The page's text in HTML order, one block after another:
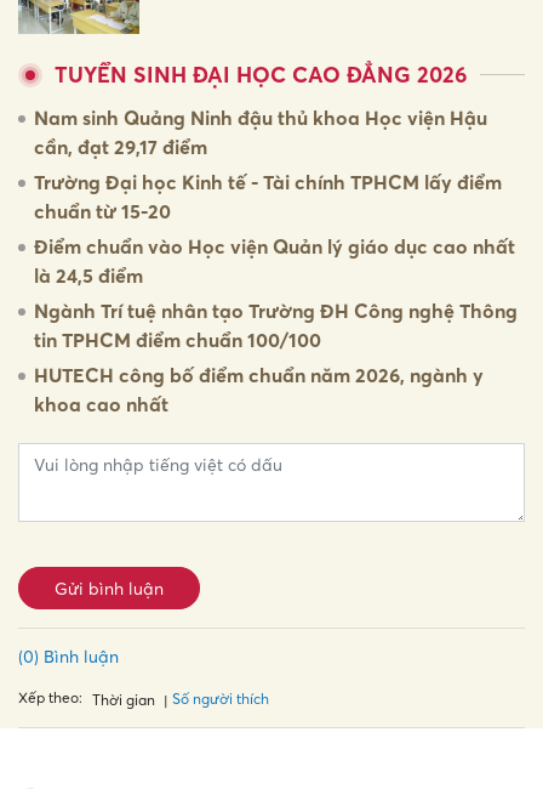
TUYỂN SINH ĐẠI HỌC CAO ĐẲNG 2026
Nam sinh Quảng Ninh đậu thủ khoa Học viện Hậu
cần, đạt 29,17 điểm
Trường Đại học Kinh tế - Tài chính TPHCM lấy điểm
chuẩn từ 15-20
Điểm chuẩn vào Học viện Quản lý giáo dục cao nhất
là 24,5 điểm
Ngành Trí tuệ nhân tạo Trường ĐH Công nghệ Thông
tin TPHCM điểm chuẩn 100/100
HUTECH công bố điểm chuẩn năm 2026, ngành y
khoa cao nhất
Gửi bình luận
(0) Bình luận
Xếp theo: Thời gian Số người thích